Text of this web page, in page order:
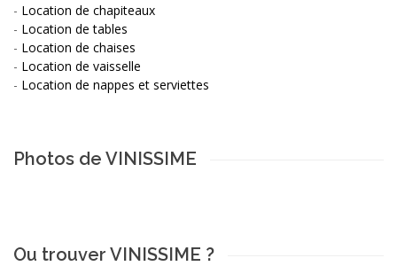
- Location de chapiteaux
- Location de tables
- Location de chaises
- Location de vaisselle
- Location de nappes et serviettes
Photos de VINISSIME
Ou trouver VINISSIME ?